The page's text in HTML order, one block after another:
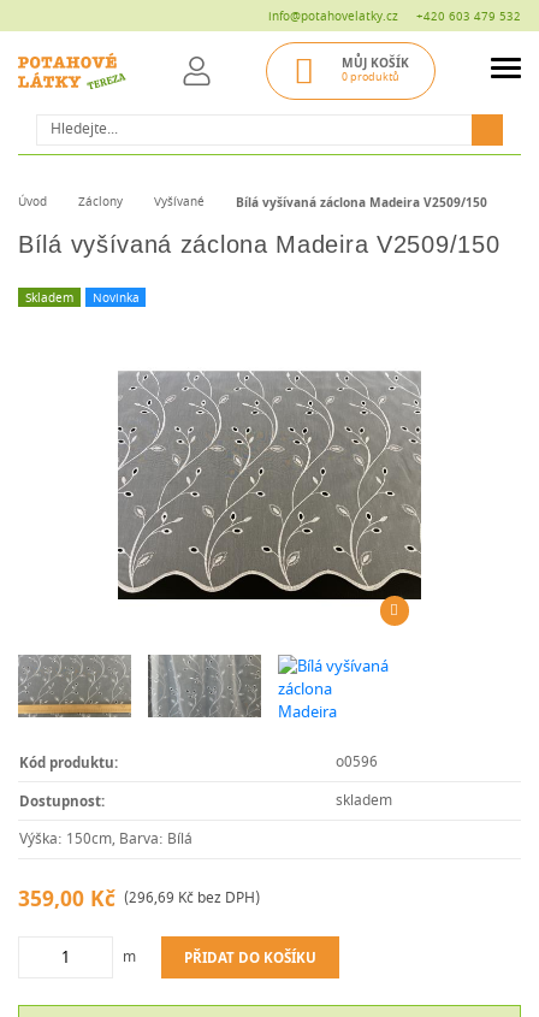
info@potahovelatky.cz +420 603 479 532
Hledat
MŮJ KOŠÍK
0 produktů
Úvod Záclony Vyšívané Bílá vyšívaná záclona Madeira V2509/150
Bílá vyšívaná záclona Madeira V2509/150
Skladem Novinka
Kód produktu: o0596
Dostupnost:
skladem
Výška: 150cm, Barva: Bílá
359,00 Kč (296,69 Kč bez DPH)
m PŘIDAT DO KOŠÍKU